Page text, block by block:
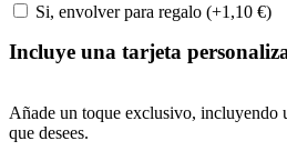
Si, envolver para regalo (+1,10 €)
Incluye una tarjeta
Añade un toque exclusivo, incluyendo
que desees.